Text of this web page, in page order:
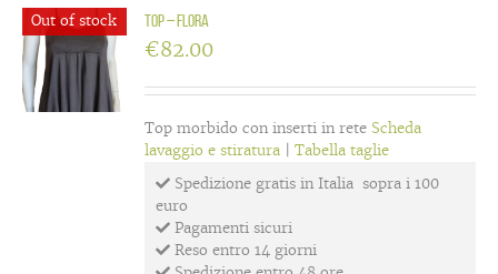
Out of stock Top – flora
€82.00
Top morbido con inserti in rete Scheda
lavaggio e stiratura |Tabella taglie
Spedizione gratis in Italia sopra i 100
euro
Pagamenti sicuri
Reso entro 14 giorni